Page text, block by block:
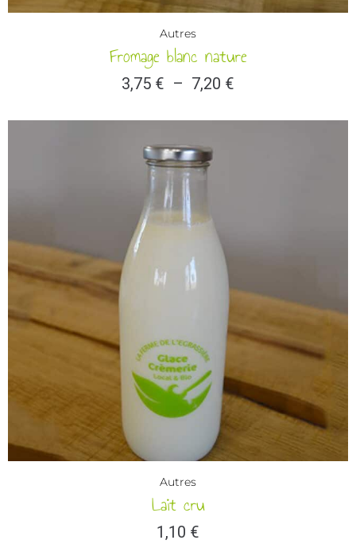
Autres
Fromage blanc nature
3,75 € – 7,20 €
Autres
Lait cru
1,10 €